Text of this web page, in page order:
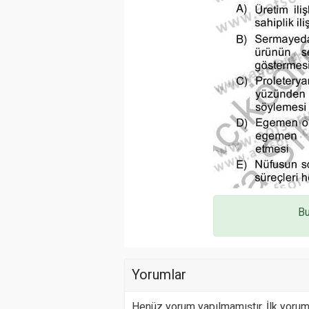
Yorumlar